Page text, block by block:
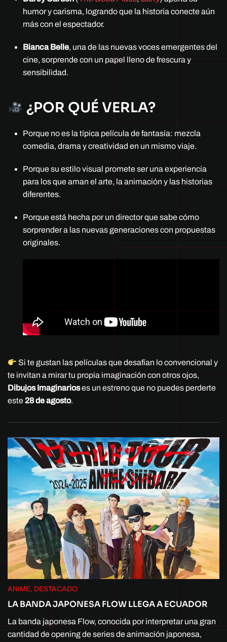
humor y carisma, logrando que la historia conecte aún
más con el espectador.
Bianca Belle, una de las nuevas voces emergentes del
cine, sorprende con un papel lleno de frescura y
sensibilidad.
¿POR QUÉ VERLA?
Porque no es la típica película de fantasía: mezcla
comedia, drama y creatividad en un mismo viaje.
Porque su estilo visual promete ser una experiencia
para los que aman el arte, la animación y las historias
diferentes.
Porque está hecha por un director que sabe cómo
sorprender a las nuevas generaciones con propuestas
originales.
Si te gustan las películas que desafían lo convencional y
te invitan a mirar tu propia imaginación con otros ojos,
Dibujos Imaginarioses un estreno que no puedes perderte
este28 de agosto.
ANIME, DESTACADO
LA BANDA JAPONESA FLOW LLEGA A ECUADOR
La banda japonesa Flow, conocida por interpretar una gran
cantidad de opening de series de animación japonesa,